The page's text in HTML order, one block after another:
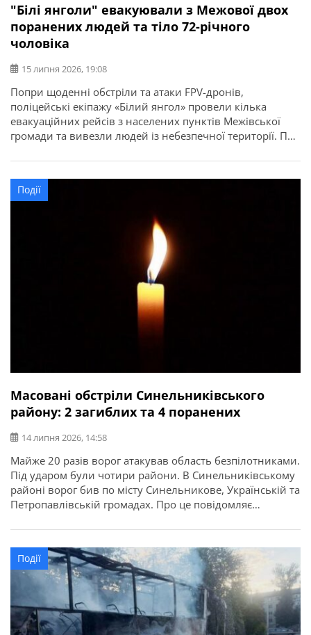
"Білі янголи" евакуювали з Межової двох
поранених людей та тіло 72-річного
чоловіка
15 липня 2026, 19:08
Попри щоденні обстріли та атаки FPV-дронів,
поліцейські екіпажу «Білий янгол» провели кілька
евакуаційних рейсів з населених пунктів Межівської
громади та вивезли людей із небезпечної території. Про
час одного з виїздів правоохоронці евакуювали
поранену 61-річну жінку. За словами постраждалої,
вона вирішила евакуюватися, коли ворожий дрон
Події
Масовані обстріли Синельниківського
району: 2 загиблих та 4 поранених
14 липня 2026, 14:58
Майже 20 разів ворог атакував область безпілотниками.
Під ударом були чотири райони. В Синельниківському
районі ворог бив по місту Синельникове, Українській та
Петропавлівській громадах. Про це повідомляє
Синельниковому сталася пожежа. Пошкоджена АЗС. В
Українській громаді горів приватний будинок. Ворог
вдарив БпЛА по Петропавлівській громаді. Сталися
пожежі. Пошкоджені будівля й […]
Події